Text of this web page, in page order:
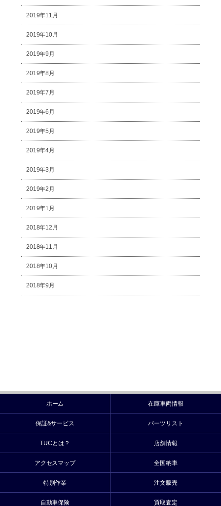
2019年11月
2019年10月
2019年9月
2019年8月
2019年7月
2019年6月
2019年5月
2019年4月
2019年3月
2019年2月
2019年1月
2018年12月
2018年11月
2018年10月
2018年9月
ホーム 在庫車両情報
保証&サービス パーツリスト
TUCとは？ 店舗情報
アクセスマップ 全国納車
特別作業 注文販売
自動車保険 買取査定